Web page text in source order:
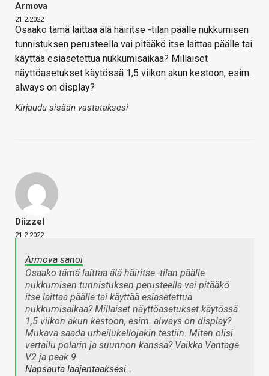
Armova
21.2.2022
Osaako tämä laittaa älä häiritse -tilan päälle nukkumisen
tunnistuksen perusteella vai pitääkö itse laittaa päälle tai
käyttää esiasetettua nukkumisaikaa? Millaiset
näyttöasetukset käytössä 1,5 viikon akun kestoon, esim.
always on display?
Kirjaudu sisään vastataksesi
Diizzel
21.2.2022
Armova sanoi
Osaako tämä laittaa älä häiritse -tilan päälle
nukkumisen tunnistuksen perusteella vai pitääkö
itse laittaa päälle tai käyttää esiasetettua
nukkumisaikaa? Millaiset näyttöasetukset käytössä
1,5 viikon akun kestoon, esim. always on display?
Mukava saada urheilukellojakin testiin. Miten olisi
vertailu polarin ja suunnon kanssa? Vaikka Vantage
V2 ja peak 9.
Napsauta laajentaaksesi…